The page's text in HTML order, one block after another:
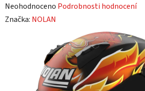
Průměrné
hodnocení
Neohodnoceno Podrobnosti hodnocení
Značka: NOLAN